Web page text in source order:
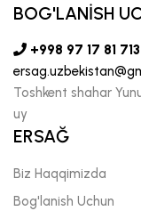
BOG'LANİSH
+998 97 17 81 713
Toshkent shahar
uy
ERSAĞ
Biz Haqqimizda
Bog'lanish Uchun